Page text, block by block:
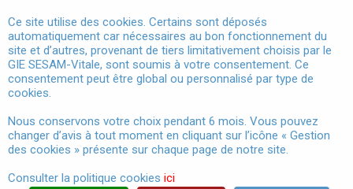
Mentions légales
Conditions Générales d'Utilisation
Données à Caractère Personnel
Accessibilité
Gestion des cookies
Ce site utilise des cookies. Certains sont déposés
automatiquement car nécessaires au bon fonctionnement du
site et d’autres, provenant de tiers limitativement choisis par le
GIE SESAM-Vitale, sont soumis à votre consentement. Ce
consentement peut être global ou personnalisé par type de
cookies.
Nous conservons votre choix pendant 6 mois. Vous pouvez
changer d’avis à tout moment en cliquant sur l’icône « Gestion
des cookies » présente sur chaque page de notre site.
Consulter la politique cookies ici